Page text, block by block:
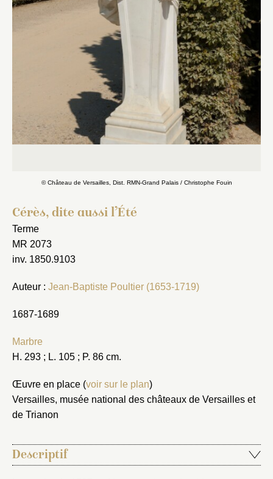
© Château de Versailles, Dist. RMN-Grand Palais / Christophe Fouin
Cérès, dite aussi l’Été
Terme
MR 2073
inv. 1850.9103
Auteur : Jean-Baptiste Poultier (1653-1719)
1687-1689
Marbre
H. 293 ; L. 105 ; P. 86 cm.
Œuvre en place (voir sur le plan)
Versailles, musée national des châteaux de Versailles et
de Trianon
Descriptif